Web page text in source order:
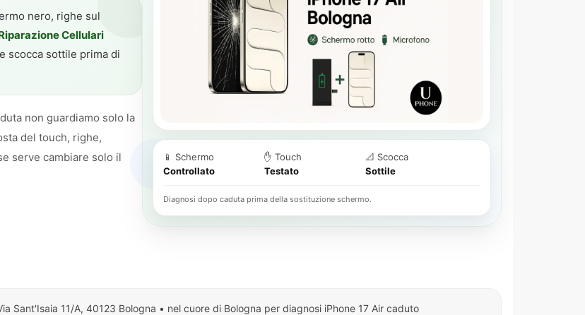
nero, righe sul
Cellulari
scocca sottile prima di
non guardiamo solo la
del touch, righe,
serve cambiare solo il
📱 Schermo
Controllato
✋ Touch
Testato
📐 Scocca
Sottile
Diagnosi dopo caduta prima della sostituzione schermo.
Sant'Isaia 11/A, 40123 Bologna • nel cuore di Bologna per diagnosi iPhone 17 Air caduto